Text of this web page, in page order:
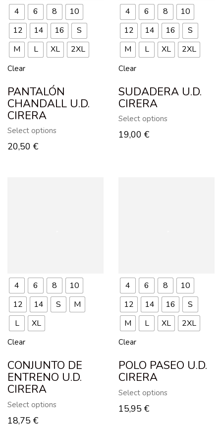
4 6 8
10
12
14 16
S
M
L XL 2XL
Clear
PANTALÓN
CHANDALL U.D.
CIRERA
Select options
20,50 €
4 6 8
10
12
14 16
S
M
L XL 2XL
Clear
SUDADERA U.D.
CIRERA
Select options
19,00 €
4 6 8
10
12
14 S
M
L
XL
Clear
CONJUNTO DE
ENTRENO U.D.
CIRERA
Select options
18,75 €
4 6 8
10
12
14 16
S
M
L XL 2XL
Clear
POLO PASEO U.D.
CIRERA
Select options
15,95 €